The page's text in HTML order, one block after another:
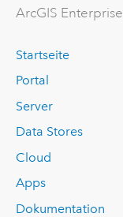
ArcGIS Enterprise
Startseite
Portal
Server
Data Stores
Cloud
Apps
Dokumentation